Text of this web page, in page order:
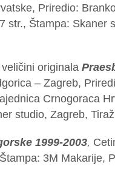
Priredio:
str., Štampa: Skaner
originala
– Zagreb,
Crnogoraca
studio, Zagreb,
1999-2003,
3M Makarije,